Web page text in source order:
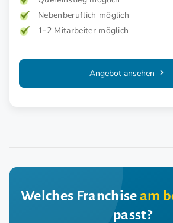
Nebenberuflich möglich
1-2 Mitarbeiter möglich
Angebot ansehen
Welches Franchiseam
passt?